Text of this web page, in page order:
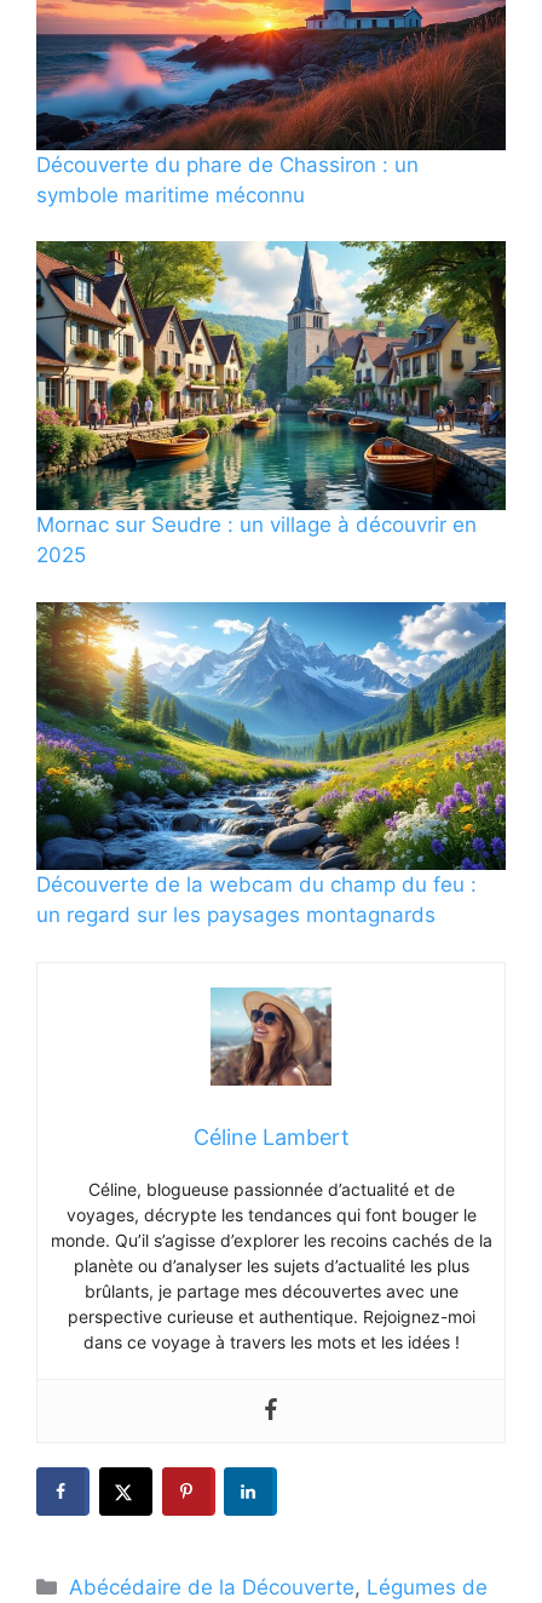
Découverte du phare de Chassiron : un
symbole maritime méconnu
Mornac sur Seudre : un village à découvrir en
2025
Découverte de la webcam du champ du feu :
un regard sur les paysages montagnards
Céline Lambert
Céline, blogueuse passionnée d’actualité et de
voyages, décrypte les tendances qui font bouger le
monde. Qu’il s’agisse d’explorer les recoins cachés de la
planète ou d’analyser les sujets d’actualité les plus
brûlants, je partage mes découvertes avec une
perspective curieuse et authentique. Rejoignez-moi
dans ce voyage à travers les mots et les idées !
Catégories
Abécédaire de la Découverte, Légumes de